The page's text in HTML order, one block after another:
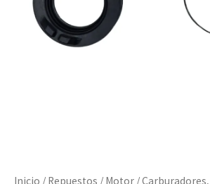
Inicio / Repuestos / Motor /